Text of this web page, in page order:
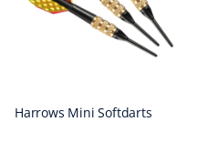
Harrows Mini Softdarts